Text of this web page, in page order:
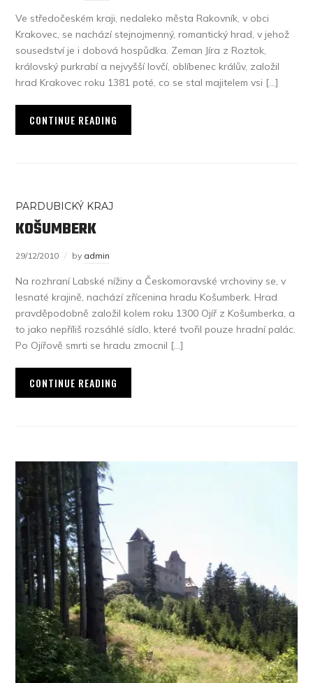
Ve středočeském kraji, nedaleko města Rakovník, v obci
Krakovec, se nachází stejnojmenný, romantický hrad, v jehož
sousedství je i dobová hospůdka. Zeman Jíra z Roztok,
královský purkrabí a nejvyšší lovčí, oblíbenec králův, založil
hrad Krakovec roku 1381 poté, co se stal majitelem vsi […]
CONTINUE READING
PARDUBICKÝ KRAJ
KOŠUMBERK
29/12/2010 by admin
Na rozhraní Labské nížiny a Českomoravské vrchoviny se, v
lesnaté krajině, nachází zřícenina hradu Košumberk. Hrad
pravděpodobně založil kolem roku 1300 Ojíř z Košumberka, a
to jako nepříliš rozsáhlé sídlo, které tvořil pouze hradní palác.
Po Ojířově smrti se hradu zmocnil […]
CONTINUE READING